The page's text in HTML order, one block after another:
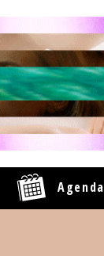
Agenda